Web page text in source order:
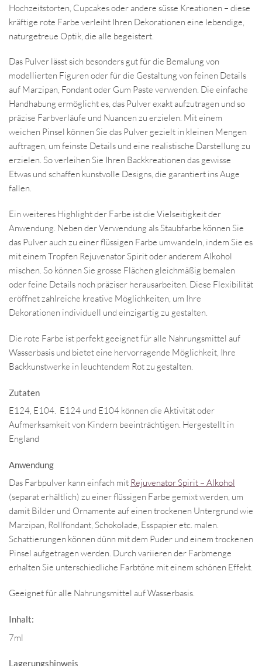
Hochzeitstorten, Cupcakes oder andere süsse Kreationen – diese
kräftige rote Farbe verleiht Ihren Dekorationen eine lebendige,
naturgetreue Optik, die alle begeistert.
Das Pulver lässt sich besonders gut für die Bemalung von
modellierten Figuren oder für die Gestaltung von feinen Details
auf Marzipan, Fondant oder Gum Paste verwenden. Die einfache
Handhabung ermöglicht es, das Pulver exakt aufzutragen und so
präzise Farbverläufe und Nuancen zu erzielen. Mit einem
weichen Pinsel können Sie das Pulver gezielt in kleinen Mengen
auftragen, um feinste Details und eine realistische Darstellung zu
erzielen. So verleihen Sie Ihren Backkreationen das gewisse
Etwas und schaffen kunstvolle Designs, die garantiert ins Auge
fallen.
Ein weiteres Highlight der Farbe ist die Vielseitigkeit der
Anwendung. Neben der Verwendung als Staubfarbe können Sie
das Pulver auch zu einer flüssigen Farbe umwandeln, indem Sie es
mit einem Tropfen Rejuvenator Spirit oder anderem Alkohol
mischen. So können Sie grosse Flächen gleichmäßig bemalen
oder feine Details noch präziser herausarbeiten. Diese Flexibilität
eröffnet zahlreiche kreative Möglichkeiten, um Ihre
Dekorationen individuell und einzigartig zu gestalten.
Die rote Farbe ist perfekt geeignet für alle Nahrungsmittel auf
Wasserbasis und bietet eine hervorragende Möglichkeit, Ihre
Backkunstwerke in leuchtendem Rot zu gestalten.
Zutaten
E124, E104. E124 und E104 können die Aktivität oder
Aufmerksamkeit von Kindern beeinträchtigen. Hergestellt in
England
Anwendung
Das Farbpulver kann einfach mit Rejuvenator Spirit – Alkohol
(separat erhältlich) zu einer flüssigen Farbe gemixt werden, um
damit Bilder und Ornamente auf einen trockenen Untergrund wie
Marzipan, Rollfondant, Schokolade, Esspapier etc. malen.
Schattierungen können dünn mit dem Puder und einem trockenen
Pinsel aufgetragen werden. Durch variieren der Farbmenge
erhalten Sie unterschiedliche Farbtöne mit einem schönen Effekt.
Geeignet für alle Nahrungsmittel auf Wasserbasis.
Inhalt:
7ml
Lagerungshinweis